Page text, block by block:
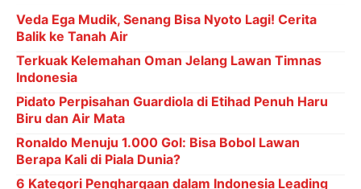
Veda Ega Mudik, Senang Bisa Nyoto Lagi! Cerita
Balik ke Tanah Air
Terkuak Kelemahan Oman Jelang Lawan Timnas
Indonesia
Pidato Perpisahan Guardiola di Etihad Penuh Haru
Biru dan Air Mata
Ronaldo Menuju 1.000 Gol: Bisa Bobol Lawan
Berapa Kali di Piala Dunia?
6 Kategori Penghargaan dalam Indonesia Leading